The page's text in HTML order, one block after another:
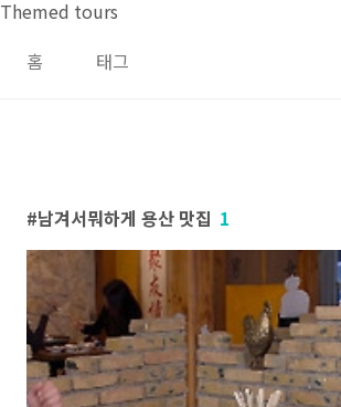
본문 바로가기
Themed tours
홈
태그
남겨서뭐하게 용산 맛집 1